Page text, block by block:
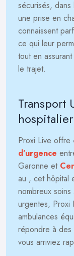
sécurisés, dans
une prise en
connaissent
ce qui leur
tout en
le trajet.
Transport
Proxi Live offre
d’urgence
Garonne et
au , cet hôpital
nombreux
urgentes, Proxi
ambulances
répondre à des
vous arriviez